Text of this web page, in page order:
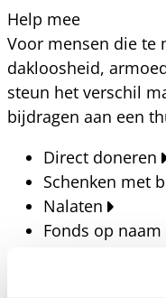
Help mee
Voor mensen die te
dakloosheid,
steun het verschil
bijdragen aan een
Direct doneren
Schenken met
Nalaten
Fonds op naam